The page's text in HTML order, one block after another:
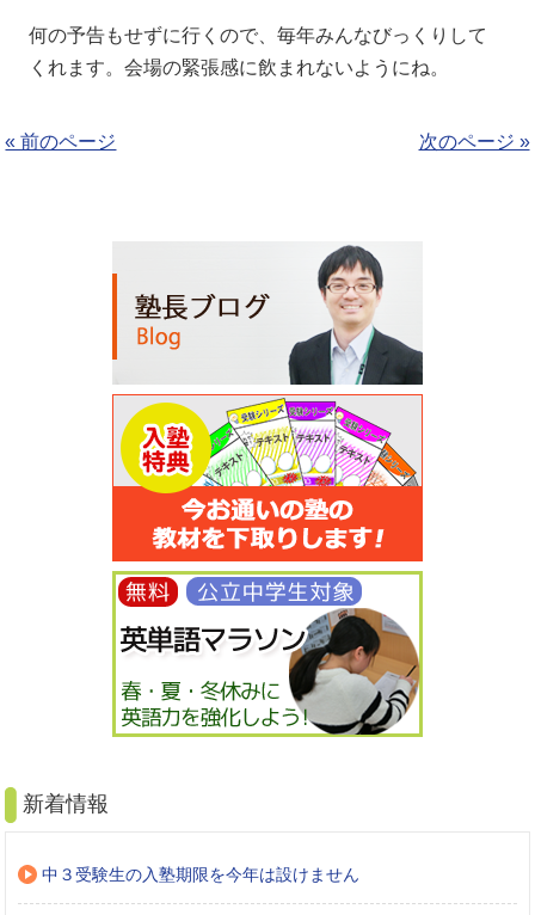
何の予告もせずに行くので、毎年みんなびっくりして
くれます。会場の緊張感に飲まれないようにね。
« 前のページ 次のページ »
新着情報
中３受験生の入塾期限を今年は設けません